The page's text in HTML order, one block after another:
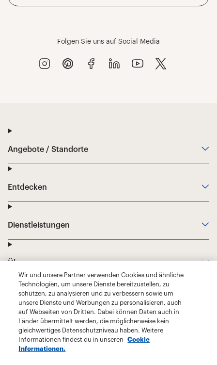
Wir und unsere Partner verwenden Cookies und ähnliche
Technologien, um unsere Dienste bereitzustellen, zu
schützen, zu analysieren und zu verbessern sowie um
unsere Dienste und Werbungen zu personalisieren, auch
auf Webseiten von Dritten. Dabei können Daten auch in
Länder übermittelt werden, die möglicherweise kein
gleichwertiges Datenschutzniveau haben. Weitere
Informationen findest du in unseren
Cookie
Informationen.